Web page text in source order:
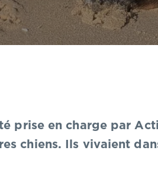
prise en charge par
chiens. Ils vivaient